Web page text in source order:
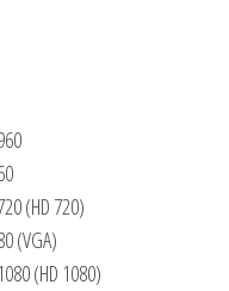
(HD 720)
(VGA)
(HD 1080)